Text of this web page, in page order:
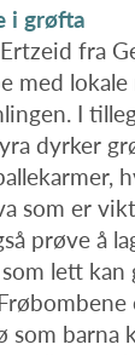
i grøfta
fra
med lokale
I
dyrker
som er
prøve å
lett kan
som barna